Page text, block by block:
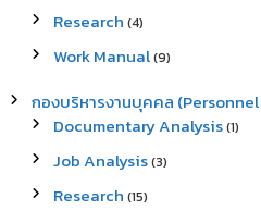
Research (4)
Work Manual(9)
กองบริหารงานบุคคล
Documentary Analysis(1)
Job Analysis(3)
Research (15)